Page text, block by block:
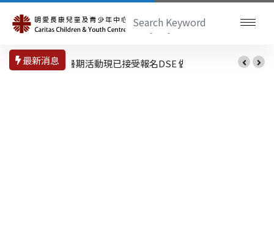
最新消息
動現已接受報名DSE 做好準備迎接放榜